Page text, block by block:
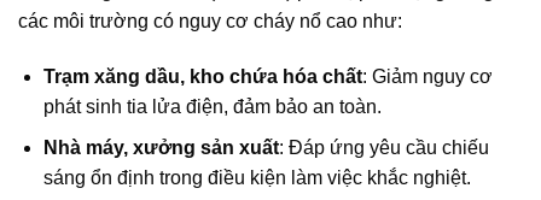
các môi trường có nguy cơ cháy nổ cao như:
Trạm xăng dầu, kho chứa hóa chất: Giảm nguy cơ
phát sinh tia lửa điện, đảm bảo an toàn.
Nhà máy, xưởng sản xuất: Đáp ứng yêu cầu chiếu
sáng ổn định trong điều kiện làm việc khắc nghiệt.